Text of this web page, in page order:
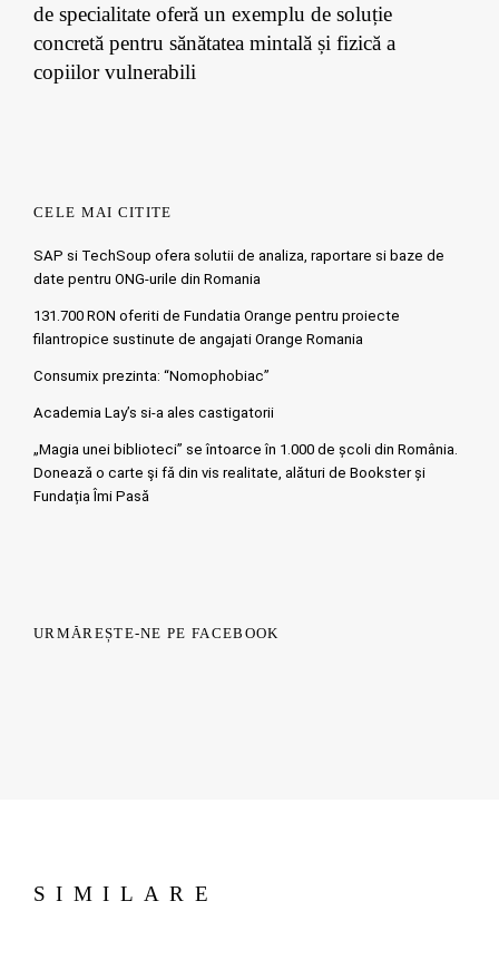
de specialitate oferă un exemplu de soluție
concretă pentru sănătatea mintală și fizică a
copiilor vulnerabili
CELE MAI CITITE
SAP si TechSoup ofera solutii de analiza, raportare si baze de
date pentru ONG-urile din Romania
131.700 RON oferiti de Fundatia Orange pentru proiecte
filantropice sustinute de angajati Orange Romania
Consumix prezinta: “Nomophobiac”
Academia Lay’s si-a ales castigatorii
„Magia unei biblioteci” se întoarce în 1.000 de școli din România.
Doneazǎ o carte şi fǎ din vis realitate, alături de Bookster și
Fundația Îmi Pasă
URMĂREȘTE-NE PE FACEBOOK
SIMILARE